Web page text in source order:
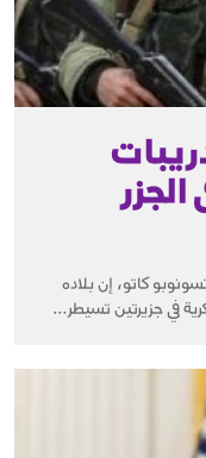
كاتو، إن بلاده
في جزيرتين تسيطر...